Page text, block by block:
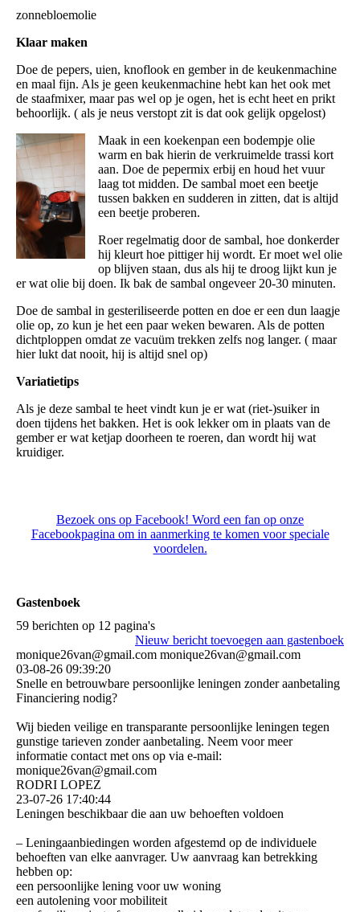
zonnebloemolie
Klaar maken
Doe de pepers, uien, knoflook en gember in de keukenmachine
en maal fijn. Als je geen keukenmachine hebt kan het ook met
de staafmixer, maar pas wel op je ogen, het is echt heet en prikt
behoorlijk. ( als je neus verstopt zit is dat ook gelijk opgelost)
Maak in een koekenpan een bodempje olie
warm en bak hierin de verkruimelde trassi kort
aan. Doe de pepermix erbij en houd het vuur
laag tot midden. De sambal moet een beetje
tussen bakken en sudderen in zitten, dat is altijd
een beetje proberen.
Roer regelmatig door de sambal, hoe donkerder
hij kleurt hoe pittiger hij wordt. Er moet wel olie
op blijven staan, dus als hij te droog lijkt kun je
er wat olie bij doen. Ik bak de sambal ongeveer 20-30 minuten.
Doe de sambal in gesteriliseerde potten en doe er een dun laagje
olie op, zo kun je het een paar weken bewaren. Als de potten
dichtploppen omdat ze vacuüm trekken zelfs nog langer. ( maar
hier lukt dat nooit, hij is altijd snel op)
Variatietips
Als je deze sambal te heet vindt kun je er wat (riet-)suiker in
doen tijdens het bakken. Het is ook lekker om in plaats van de
gember er wat ketjap doorheen te roeren, dan wordt hij wat
kruidiger.
Bezoek ons op Facebook! Word een fan op onze
Facebookpagina om in aanmerking te komen voor speciale
voordelen.
Gastenboek
59 berichten op 12 pagina's
Nieuw bericht toevoegen aan gastenboek
monique26van@gmail.com monique26van@gmail.com
03-08-26 09:39:20
Snelle en betrouwbare persoonlijke leningen zonder aanbetaling
Financiering nodig?
Wij bieden veilige en transparante persoonlijke leningen tegen
gunstige tarieven zonder aanbetaling. Neem voor meer
informatie contact met ons op via e-mail:
monique26van@gmail.com
RODRI LOPEZ
23-07-26 17:40:44
Leningen beschikbaar die aan uw behoeften voldoen
– Leningaanbiedingen worden afgestemd op de individuele
behoeften van elke aanvrager. Uw aanvraag kan betrekking
hebben op:
een persoonlijke lening voor uw woning
een autolening voor mobiliteit